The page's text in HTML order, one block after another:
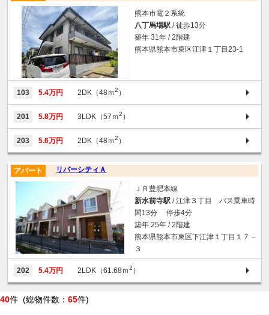
熊本市電２系統
八丁馬場駅 / 徒歩13分
築年 31年 / 2階建
熊本県熊本市東区江津１丁目23-1
103 5.4万円 2DK（48ｍ2 ）
201 5.8万円 3LDK（57ｍ2 ）
203 5.6万円 2DK（48ｍ2 ）
リバーシティＡ
アパート
ＪＲ豊肥本線
新水前寺駅 / 江津３丁目 バス乗車時
間13分 停歩4分
築年 25年 / 2階建
熊本県熊本市東区下江津１丁目１７－
３
202 5.4万円 2LDK（61.68ｍ2 ）
40件 (総物件数： 65件)